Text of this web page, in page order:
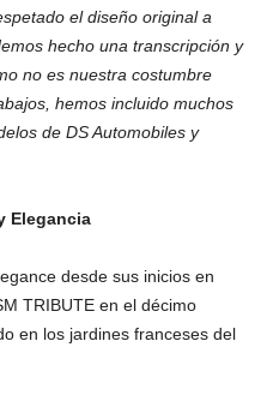
el diseño original a
hecho una transcripción y
no es nuestra costumbre
hemos incluido muchos
de DS Automobiles y
Elegancia
desde sus inicios en
TRIBUTE en el décimo
en los jardines franceses del